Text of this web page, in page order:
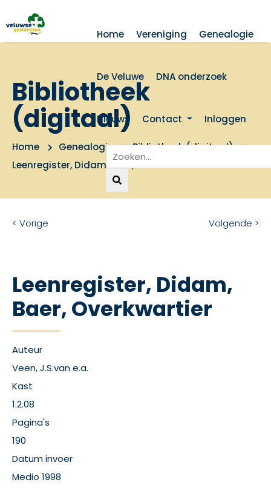
Home Vereniging Genealogie
De Veluwe DNA onderzoek
Nieuws Contact Inloggen
Bibliotheek
(digitaal)
Home Genealogie
Bibliotheek (digitaal)
Leenregister, Didam, Baer, Overkwartier
< Vorige Volgende >
Leenregister, Didam,
Baer, Overkwartier
Auteur
Veen, J.S.van e.a.
Kast
1.2.08
Pagina's
190
Datum invoer
Medio 1998